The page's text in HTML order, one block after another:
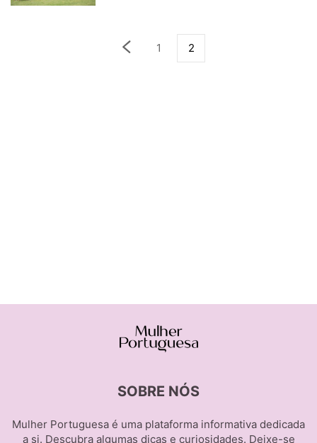
1 2
SOBRE NÓS
Mulher Portuguesa é uma plataforma informativa dedicada
a si. Descubra algumas dicas e curiosidades. Deixe-se